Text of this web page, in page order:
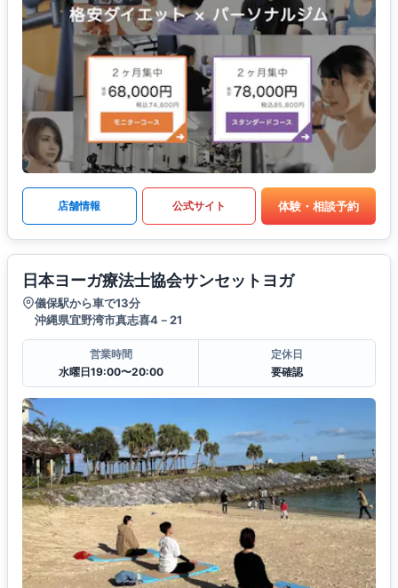
店舗情報 公式サイト 体験・相談予約
日本ヨーガ療法士協会サンセットヨガ
儀保駅から車で13分
沖縄県宜野湾市真志喜4－21
営業時間
水曜日19:00〜20:00
定休日
要確認